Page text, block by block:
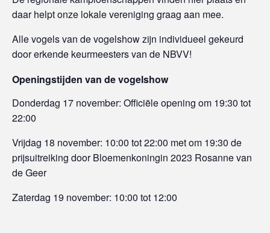
daar helpt onze lokale vereniging graag aan mee.
Alle vogels van de vogelshow zijn individueel gekeurd
door erkende keurmeesters van de NBVV!
Openingstijden van de vogelshow
Donderdag 17 november: Officiële opening om 19:30 tot
22:00
Vrijdag 18 november: 10:00 tot 22:00 met om 19:30 de
prijsuitreiking door Bloemenkoningin 2023 Rosanne van
de Geer
Zaterdag 19 november: 10:00 tot 12:00